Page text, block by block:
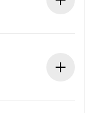
keine